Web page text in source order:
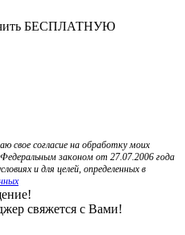
БЕСПЛАТНУЮ
согласие на обработку моих
законом от 27.07.2006 года
и для целей, определенных в
свяжется с Вами!